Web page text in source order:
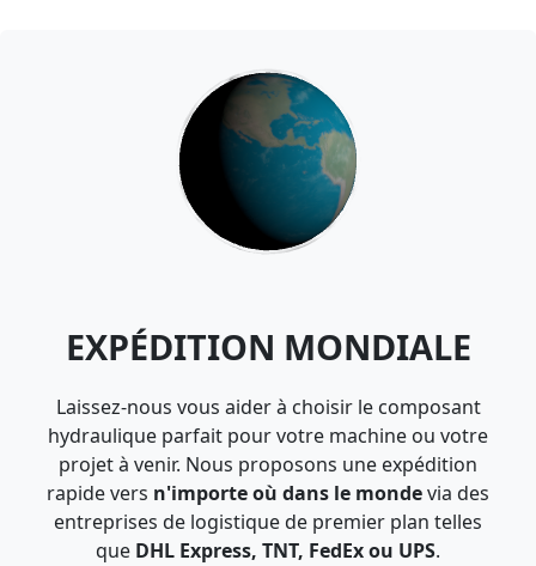
EXPÉDITION MONDIALE
Laissez-nous vous aider à choisir le composant
hydraulique parfait pour votre machine ou votre
projet à venir. Nous proposons une expédition
rapide vers n'importe où dans le mondevia des
entreprises de logistique de premier plan telles
que DHL Express, TNT, FedEx ou UPS.